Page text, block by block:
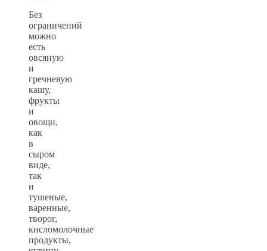
Без
ограничений
можно
есть
овсяную
и
гречневую
кашу,
фрукты
и
овощи,
как
в
сыром
виде,
так
и
тушеные,
варенные,
творог,
кисломолочные
продукты,